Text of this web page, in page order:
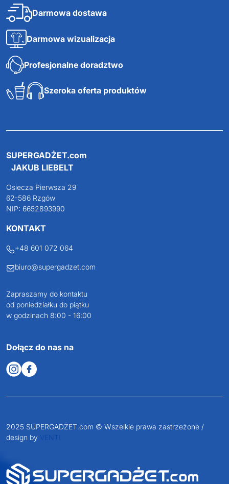
Darmowa dostawa
Darmowa wizualizacja
Profesjonalne doradztwo
Szeroka oferta produktów
SUPERGADŻET.com
JAKUB LIEBELT
Osiecza Pierwsza 29
62-586 Rzgów
NIP: 6652893990
KONTAKT
+48 601 072 064
biuro@supergadzet.com
Zapraszamy do kontaktu
od poniedziałku do piątku
w godzinach 8:00 - 16:00
Dołącz do nas na
2025 SUPERGADŻET.com © Wszelkie prawa zastrzeżone /
design by VENTI